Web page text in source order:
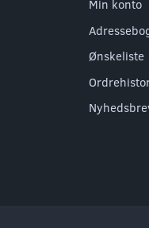
Min konto
Ønskeliste